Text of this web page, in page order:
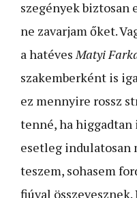
szegények biztosan
ne zavarjam őket.
a hatévesMatyi
szakemberként is
ez mennyire rossz
tenné, ha
esetleg indulatosan
teszem, sohasem
fiúval